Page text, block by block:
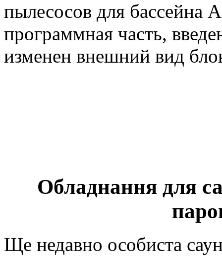
пылесосов для бассейна
программная часть,
изменен внешний вид
Обладнання для
Ще недавно особиста